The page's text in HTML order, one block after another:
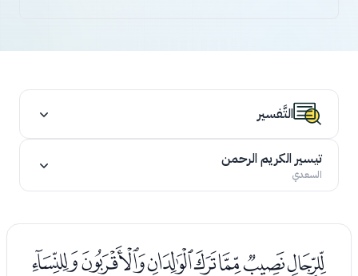
التَّفسير
تيسير الكريم الرحمن
السعدي
ﭑﭒﭓﭔﭕﭖﭗ